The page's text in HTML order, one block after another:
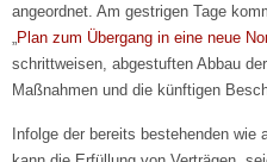
angeordnet. Am gestrigen Tage
„Plan zum Übergang in eine neue
schrittweisen, abgestuften Abbau
Maßnahmen und die künftigen
Infolge der bereits bestehenden